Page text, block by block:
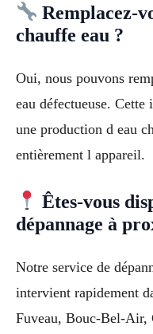
Remplacez-
chauffe eau ?
Oui, nous pouvons
eau défectueuse.
une production d eau
entièrement l appareil.
Êtes-vous
dépannage à
Notre service de
intervient rapidement
Fuveau, Bouc-Bel-Air,